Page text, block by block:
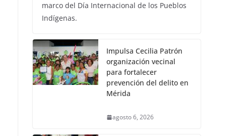
marco del Día Internacional de los Pueblos
Indígenas.
Impulsa Cecilia Patrón
organización vecinal
para fortalecer
prevención del delito en
Mérida
agosto 6, 2026